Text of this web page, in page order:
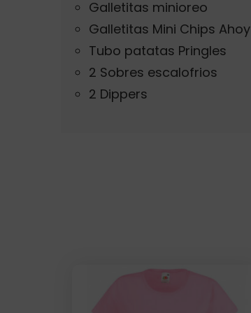
Galletitas minioreo
Galletitas Mini Chips Ahoy
Tubo patatas Pringles
2 Sobres escalofrios
2 Dippers